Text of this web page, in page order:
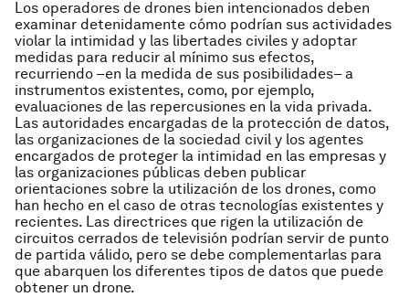
Los operadores de drones bien intencionados deben
examinar detenidamente cómo podrían sus actividades
violar la intimidad y las libertades civiles y adoptar
medidas para reducir al mínimo sus efectos,
recurriendo –en la medida de sus posibilidades– a
instrumentos existentes, como, por ejemplo,
evaluaciones de las repercusiones en la vida privada.
Las autoridades encargadas de la protección de datos,
las organizaciones de la sociedad civil y los agentes
encargados de proteger la intimidad en las empresas y
las organizaciones públicas deben publicar
orientaciones sobre la utilización de los drones, como
han hecho en el caso de otras tecnologías existentes y
recientes. Las directrices que rigen la utilización de
circuitos cerrados de televisión podrían servir de punto
de partida válido, pero se debe complementarlas para
que abarquen los diferentes tipos de datos que puede
obtener un drone.